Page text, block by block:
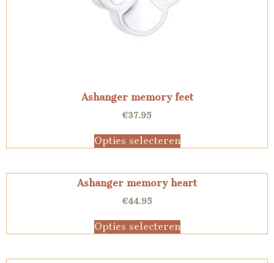
Ashanger memory feet
€37.95
Opties selecteren
Ashanger memory heart
€44.95
Opties selecteren